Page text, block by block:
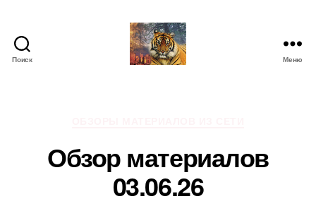
Поиск Меню
Обзор материалов
03.06.26